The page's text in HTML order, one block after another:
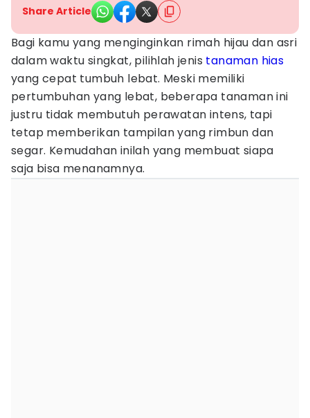
Share Article
Bagi kamu yang menginginkan rimah hijau dan asri
dalam waktu singkat, pilihlah jenis tanaman hias
yang cepat tumbuh lebat. Meski memiliki
pertumbuhan yang lebat, beberapa tanaman ini
justru tidak membutuh perawatan intens, tapi
tetap memberikan tampilan yang rimbun dan
segar. Kemudahan inilah yang membuat siapa
saja bisa menanamnya.